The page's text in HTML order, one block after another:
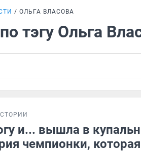
ОЛЬГА ВЛАСОВА
тэгу Ольга
и... вышла в
чемпионки,